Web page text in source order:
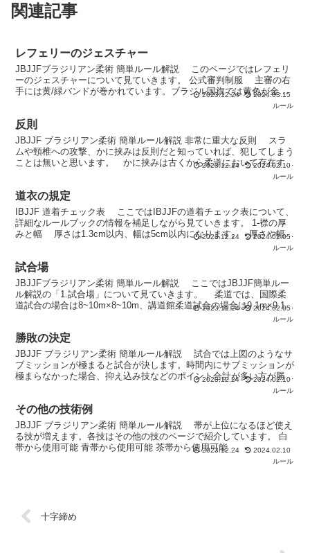
関連記事
レフェリーのジェスチャー
JBJJFブラジリアン柔術 簡単ルール解説 このページではレフェリ
ーのジェスチャーについて見ていきます。 公式審判制服 主審の右
手には黄/緑バンドが巻かれています。ブラジル国旗では黄色が金と
2023.12.24
2024.03.15
ルール
反則
JBJJF ブラジリアン柔術 簡単ルール解説 非常に重大な反則 スラ
ムや頸椎への攻撃、かに挟みは反則だと知っていれば、犯してしまう
ことは無いと思います。 かに挟みは古くから柔道において存在する
2023.12.24
2024.02.10
ルール
道衣の規定
IBJJF 道着チェック表 ここではIBJJFの道着チェック表について、
詳細なルールブックの情報を補足しながら見ていきます。 1-襟の厚
みと幅 厚さは1.3cm以内、幅は5cm以内になります。 厚さや幅が
2023.12.24
2024.02.05
ルール
試合場
JBJJFブラジリアン柔術 簡単ルール解説 ここではJBJJF簡単ルー
ル解説の「1.試合場」について見ていきます。 柔道では、国際柔
道試合の場合は8~10m×8~10m、講道館柔道試合の場合は9.1m×9.1m
2023.12.24
2024.02.05
ルール
勝敗の決定
JBJJF ブラジリアン柔術 簡単ルール解説 試合では上図のようなサ
ブミッションが極まると試合が決します。時間内にサブミッションが
極まらなかった場合、抑え込み技などのポイント合計が多い方が勝ち
2023.12.24
2024.02.10
ルール
その他の技術例
JBJJF ブラジリアン柔術 簡単ルール解説 帯が上位になるほど使え
る技が増えます。各技はその他の技のページで紹介しています。 白
帯から使用可能 青帯から使用可能 茶帯から使用可能
2023.12.24
2024.02.10
ルール
十字締め